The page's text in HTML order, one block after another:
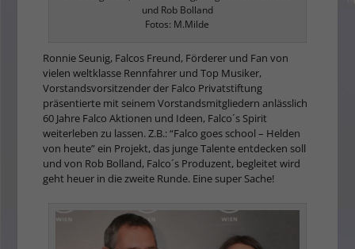
und Rob Bolland
Fotos: M.Milde
Ronnie Seunig, Falcos Freund, Förderer und Fan von
vielen weltklasse Rennfahrer und Top Musiker,
Vorstandsvorsitzender der Falco Privatstiftung
präsentierte mit seinem Vorstandsmitgliedern anlässlich
60 Jahre Falco Aktionen und Ideen, Falco´s Spirit
weiterleben zu lassen. Z.B.: “Falco goes school – Helden
von heute” ein Projekt, das junge Talente entdecken soll
und von Rob Bolland, Falco´s Produzent, begleitet wird
geht heuer in die zweite Runde. Eine super Sache!